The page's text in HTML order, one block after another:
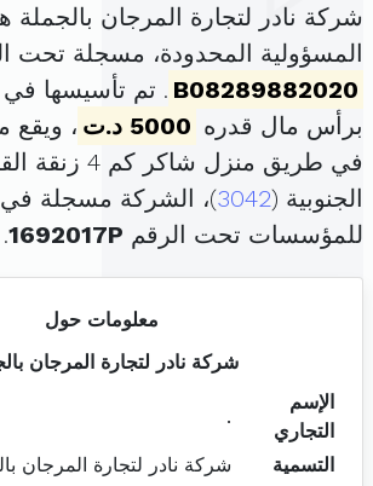
شركة نادر لتجارة المرجان
المسؤولية المحدودة، مسجلة تحت
B08289882020
برأس مال قدره 5000 د.ت
، ويقع
في طريق منزل
الجنوبية (3042)، الشركة مسجلة
للمؤسسات تحت الرقم 1692017P
.
معلومات حول
شركة نادر لتجارة المرجان
الإسم
التجاري
.
التسمية
شركة نادر لتجارة المرجان